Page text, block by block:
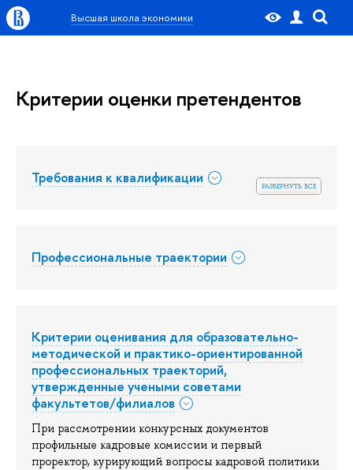
Высшая школа экономики
Критерии оценки претендентов
развернуть все
Требования к квалификации
Профессиональные траектории
Критерии оценивания для образовательно-
методической и практико-ориентированной
профессиональных траекторий,
утвержденные учеными советами
факультетов/филиалов
При рассмотрении конкурсных документов
профильные кадровые комиссии и первый
проректор, курирующий вопросы кадровой политики